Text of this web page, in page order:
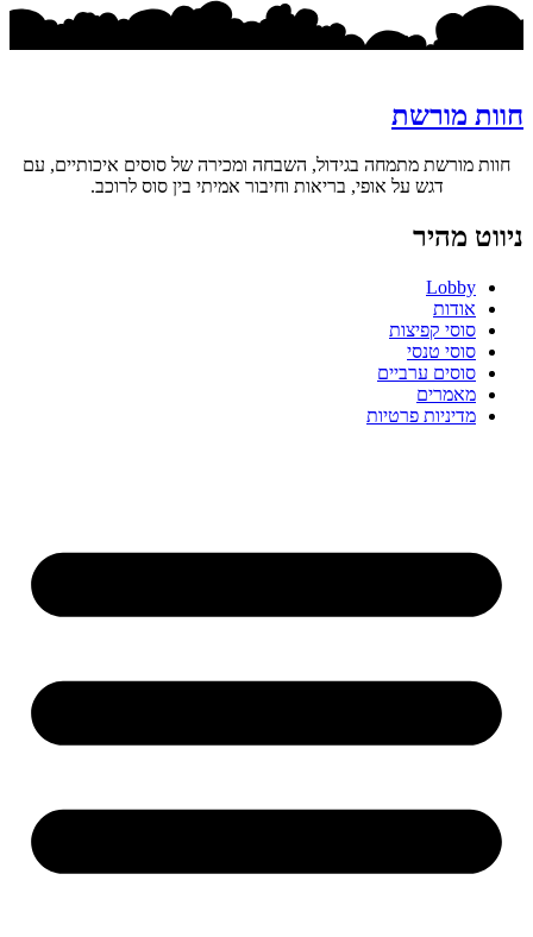
חוות מורשת
חוות מורשת מתמחה בגידול, השבחה ומכירה של סוסים איכותיים, עם
דגש על אופי, בריאות וחיבור אמיתי בין סוס לרוכב.
ניווט מהיר
Lobby
אודות
סוסי קפיצות
סוסי טנסי
סוסים ערביים
מאמרים
מדיניות פרטיות